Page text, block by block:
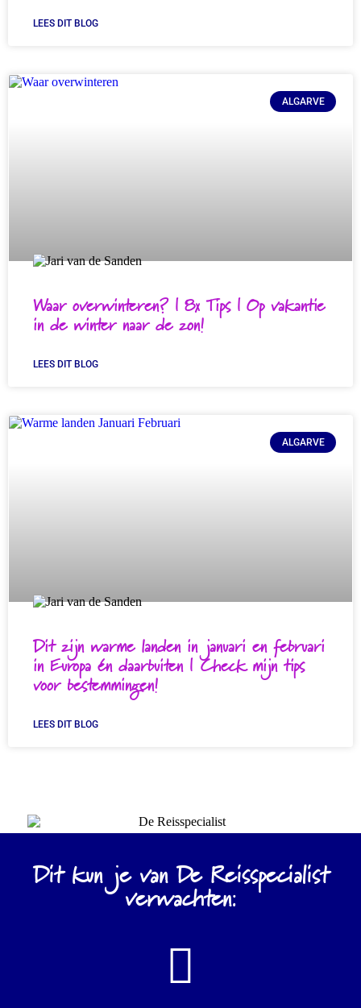
LEES DIT BLOG
ALGARVE
Waar overwinteren? | 8x Tips | Op vakantie
in de winter naar de zon!
LEES DIT BLOG
ALGARVE
Dit zijn warme landen in januari en februari
in Europa én daarbuiten | Check mijn tips
voor bestemmingen!
LEES DIT BLOG
Dit kun je van De Reisspecialist
verwachten: